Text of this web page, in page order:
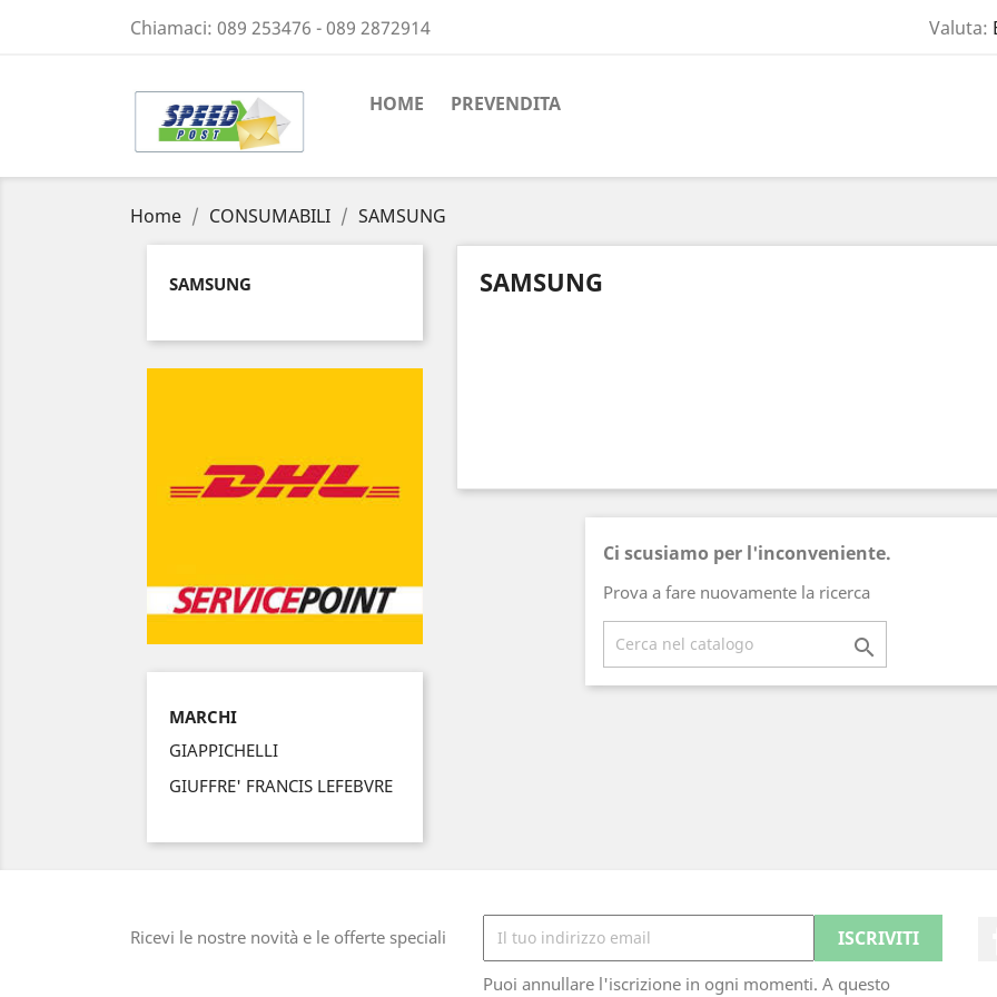
Chiamaci: 089 253476 - 089 2872914 Valuta:
HOME PREVENDITA
Home CONSUMABILI SAMSUNG
SAMSUNG
MARCHI
GIAPPICHELLI
GIUFFRE' FRANCIS LEFEBVRE
SAMSUNG
Ci scusiamo per l'inconveniente.
Prova a fare nuovamente la ricerca

Ricevi le nostre novità e le offerte speciali
Puoi annullare l'iscrizione in ogni momenti. A questo